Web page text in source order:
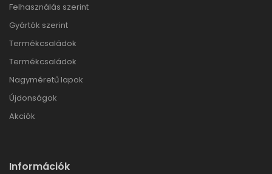
Felhasználás szerint
Gyártók szerint
Termékcsaládok
Termékcsaládok
Nagyméretű lapok
Újdonságok
Akciók
Információk